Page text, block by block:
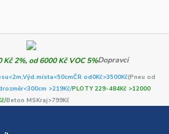
Dopravci
Výd.místa<50cmČR od0Kč>3500Kč(Pneu od
>219Kč/PLOTY 229-484Kč >12000
Beton MSKraj>799Kč